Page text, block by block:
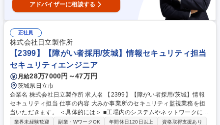
アドバイザーに相談する
正社員
株式会社日立製作所
【2399】【障がい者採用/茨城】情報セキュリティ担当
セキュリティエンジニア
月給28万7000円～47万円
茨城県日立市
企業名 株式会社日立製作所 求人名 【2399】【障がい者採用/茨城】情報
セキュリティ担当 仕事の内容 大みか事業所のセキュリティ監視業務を担
当いただきます。 ＜具体的には＞ ■工場内のシステムやネットワークに異
常がないかを監視する業務 ■セキュリティに関するアラート（警告）を確
業界未経験歓迎 副業・WワークOK 年間休日120日以上
資格取得支援あり